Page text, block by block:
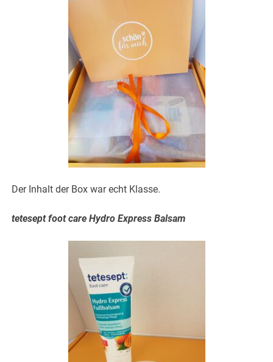
Der Inhalt der Box war echt Klasse.
tetesept foot care Hydro Express Balsam